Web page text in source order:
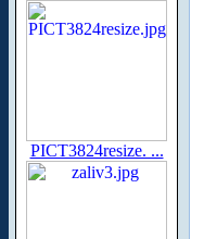
PICT3824resize. ...